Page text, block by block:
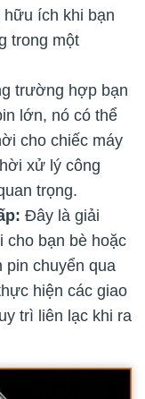
ích khi bạn
trong một
trường hợp bạn
lớn, nó có thể
cho chiếc máy
xử lý công
trọng.
Đây là giải
cho bạn bè hoặc
pin chuyển qua
hiện các giao
trì liên lạc khi ra